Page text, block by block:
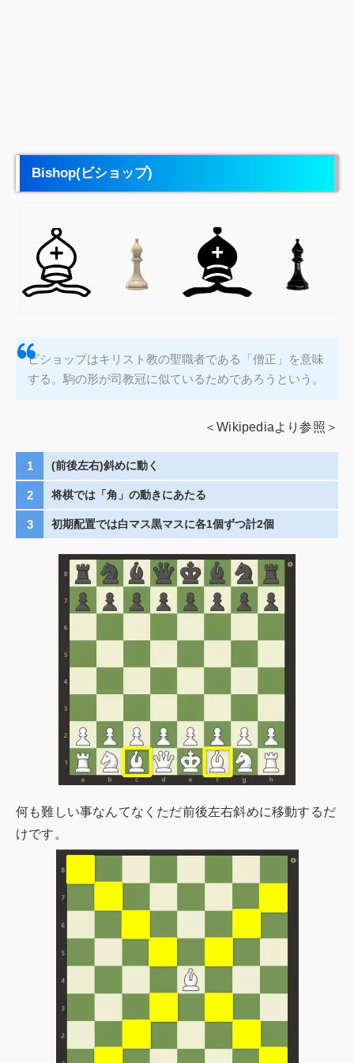
Bishop(ビショップ)
ビショップはキリスト教の聖職者である「僧正」を意味
する。駒の形が司教冠に似ているためであろうという。
＜Wikipediaより参照＞
(前後左右)斜めに動く
将棋では「角」の動きにあたる
初期配置では白マス黒マスに各1個ずつ計2個
何も難しい事なんてなくただ前後左右斜めに移動するだ
けです。